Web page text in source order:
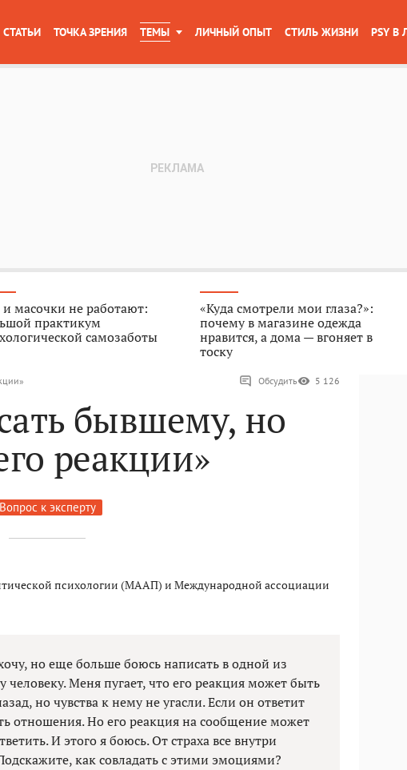
СТАТЬИ ТОЧКА ЗРЕНИЯ ТЕМЫ ЛИЧНЫЙ ОПЫТ СТИЛЬ ЖИЗНИ PSY В
масочки не работают:
практикум
самозаботы
«Куда смотрели мои глаза?»:
почему в магазине одежда
нравится, а дома — вгоняет в
тоску
Обсудить 5 126
бывшему, но
реакции»
Вопрос к эксперту
психологии (МААП) и Международной ассоциации
но еще больше боюсь написать в одной из
Меня пугает, что его реакция может быть
но чувства к нему не угасли. Если он ответит
отношения. Но его реакция на сообщение может
И этого я боюсь. От страха все внутри
как совладать с этими эмоциями?